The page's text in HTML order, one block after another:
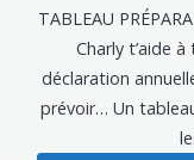
TABLEAU
Charly t’aide
déclaration
prévoir… Un